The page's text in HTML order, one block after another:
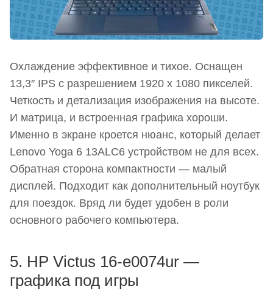
Охлаждение эффективное и тихое. Оснащен
13,3″ IPS с разрешением 1920 х 1080 пикселей.
Четкость и детализация изображения на высоте.
И матрица, и встроенная графика хороши.
Именно в экране кроется нюанс, который делает
Lenovo Yoga 6 13ALC6 устройством не для всех.
Обратная сторона компактности — малый
дисплей. Подходит как дополнительный ноутбук
для поездок. Вряд ли будет удобен в роли
основного рабочего компьютера.
5. HP Victus 16-e0074ur —
графика под игры